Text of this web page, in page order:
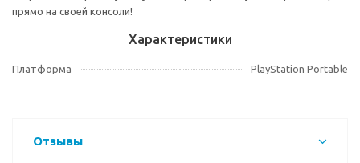
прямо на своей консоли!
Характеристики
Платформа PlayStation Portable
Отзывы